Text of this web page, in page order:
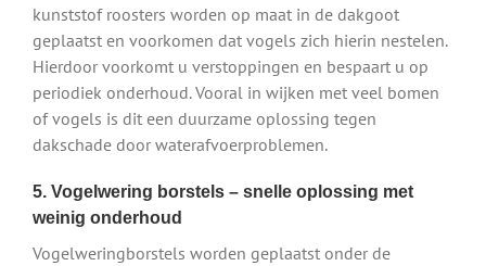
kunststof roosters worden op maat in de dakgoot
geplaatst en voorkomen dat vogels zich hierin nestelen.
Hierdoor voorkomt u verstoppingen en bespaart u op
periodiek onderhoud. Vooral in wijken met veel bomen
of vogels is dit een duurzame oplossing tegen
dakschade door waterafvoerproblemen.
5. Vogelwering borstels – snelle oplossing met
weinig onderhoud
Vogelweringborstels worden geplaatst onder de